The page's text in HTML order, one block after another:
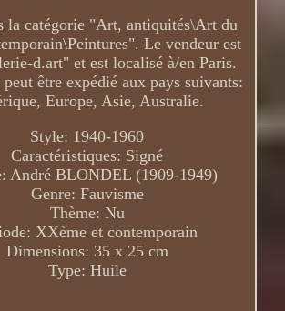
la catégorie "Art, antiquités\Art du
Le vendeur est
d.art" et est localisé à/en Paris.
être expédié aux pays suivants:
Europe, Asie, Australie.
Style: 1940-1960
Caractéristiques: Signé
André BLONDEL (1909-1949)
Genre: Fauvisme
Thème: Nu
XXème et contemporain
Dimensions: 35 x 25 cm
Type: Huile